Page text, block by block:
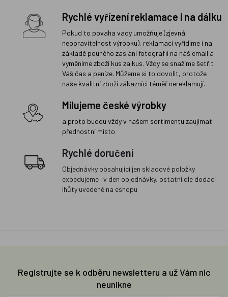
Rychlé vyřízení reklamace i na dálku
Pokud to povaha vady umožňuje (zjevná
neopravitelnost výrobku), reklamaci vyřídíme i na
základě pouhého zaslání fotografií na náš email a
vyměníme zboží kus za kus. Vždy se snažíme šetřit
Váš čas a peníze. Můžeme si to dovolit, protože
naše kvalitní zboží zákazníci téměř nereklamují.
Milujeme české výrobky
a proto budou vždy v našem sortimentu zaujímat
přednostní místo
Rychlé doručení
Objednávky obsahující jen skladové položky
expedujeme i v den objednávky, ostatní dle dodací
lhůty uvedené na eshopu
Registrujte se k odběru newsletteru a už Vám nic
neunikne